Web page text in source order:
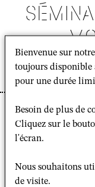
DU
Bienvenue sur
toujours disponible
pour une durée
Besoin de plus de
Cliquez sur le
l'écran.
Nous souhaitons
de visite.